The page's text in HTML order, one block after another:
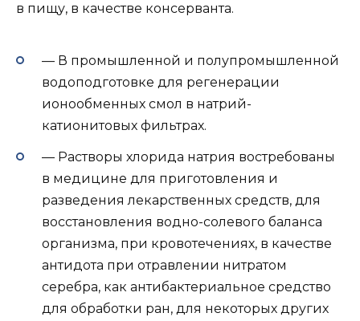
в пищу, в качестве консерванта.
— В промышленной и полупромышленной
водоподготовке для регенерации
ионообменных смол в натрий-
катионитовых фильтрах.
— Растворы хлорида натрия востребованы
в медицине для приготовления и
разведения лекарственных средств, для
восстановления водно-солевого баланса
организма, при кровотечениях, в качестве
антидота при отравлении нитратом
серебра, как антибактериальное средство
для обработки ран, для некоторых других